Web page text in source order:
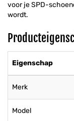
voor je SPD-
wordt.
Eigenschap
Merk
Model